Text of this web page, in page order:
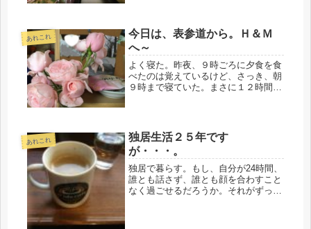
まだ月いちのペースは変わりなし。薬
が...
あれこれ
今日は、表参道から。Ｈ＆Ｍ
へ～
よく寝た。昨夜、９時ごろに夕食を食
べたのは覚えているけど、さっき、朝
９時まで寝ていた。まさに１２時間、
う。働きすぎてプッツンと切れたら終
わりだ...
あれこれ
独居生活２５年です
が・・・。
独居で暮らす。もし、自分が24時間、
誰とも話さず、誰とも顔を合わすこと
なく過ごせるだろうか。それがずっと